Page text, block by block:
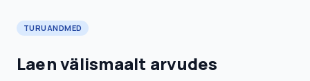
TURUANDMED
Laen välismaalt arvudes